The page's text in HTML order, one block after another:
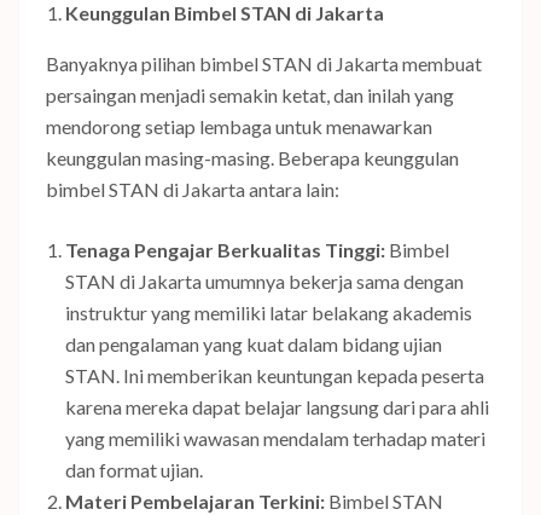
Keunggulan Bimbel STAN di Jakarta
Banyaknya pilihan bimbel STAN di Jakarta membuat
persaingan menjadi semakin ketat, dan inilah yang
mendorong setiap lembaga untuk menawarkan
keunggulan masing-masing. Beberapa keunggulan
bimbel STAN di Jakarta antara lain:
Tenaga Pengajar Berkualitas Tinggi: Bimbel
STAN di Jakarta umumnya bekerja sama dengan
instruktur yang memiliki latar belakang akademis
dan pengalaman yang kuat dalam bidang ujian
STAN. Ini memberikan keuntungan kepada peserta
karena mereka dapat belajar langsung dari para ahli
yang memiliki wawasan mendalam terhadap materi
dan format ujian.
Materi Pembelajaran Terkini: Bimbel STAN